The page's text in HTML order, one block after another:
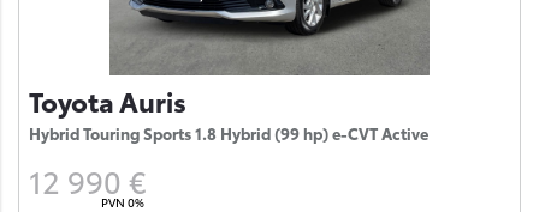
Toyota Auris
Hybrid Touring Sports 1.8 Hybrid (99 hp) e-CVT Active
12 990 €
PVN 0%